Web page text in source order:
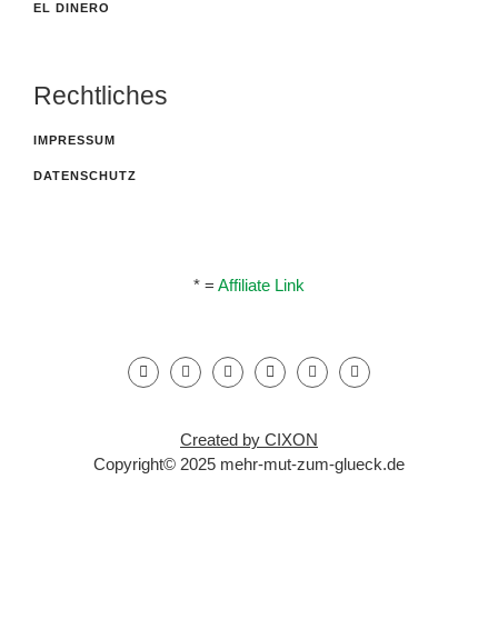
EL DINERO
Rechtliches
IMPRESSUM
DATENSCHUTZ
* = Affiliate Link
Created by CIXON
Copyright© 2025 mehr-mut-zum-glueck.de